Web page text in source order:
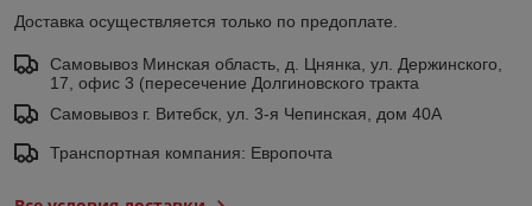
Доставка осуществляется только по предоплате.
Самовывоз Минская область, д. Цнянка, ул. Держинского,
17, офис 3 (пересечение Долгиновского тракта
Самовывоз г. Витебск, ул. 3-я Чепинская, дом 40А
Транспортная компания: Европочта